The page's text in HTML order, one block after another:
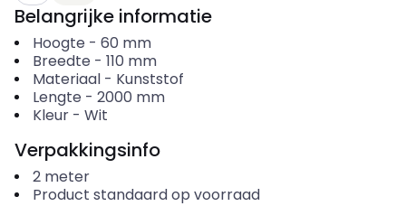
Belangrijke informatie
Hoogte - 60 mm
Breedte - 110 mm
Materiaal- Kunststof
Lengte - 2000 mm
Kleur- Wit
Verpakkingsinfo
2 meter
Product standaard op voorraad